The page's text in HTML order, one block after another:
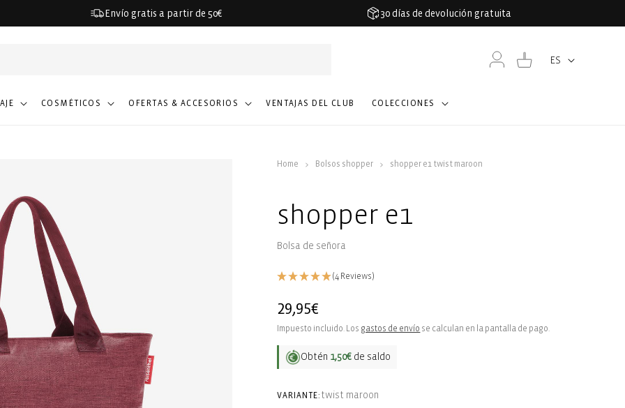
Envío gratis a partir de 50€ 30 días de devolución gratuita
COSMÉTICOS OFERTAS & ACCESORIOS VENTAJAS DEL CLUB COLECCIONES
Idioma
ES
Iniciar
sesión
Carrito
Home Bolsos shopper shopper e1 twist maroon
shopper e1
Bolsa de señora
(4 Reviews)
Precio
habitual
29,95€
Impuesto incluido. Los gastos de envío se calculan en la pantalla de pago.
Obtén 1,50€ de saldo
VARIANTE: twist maroon